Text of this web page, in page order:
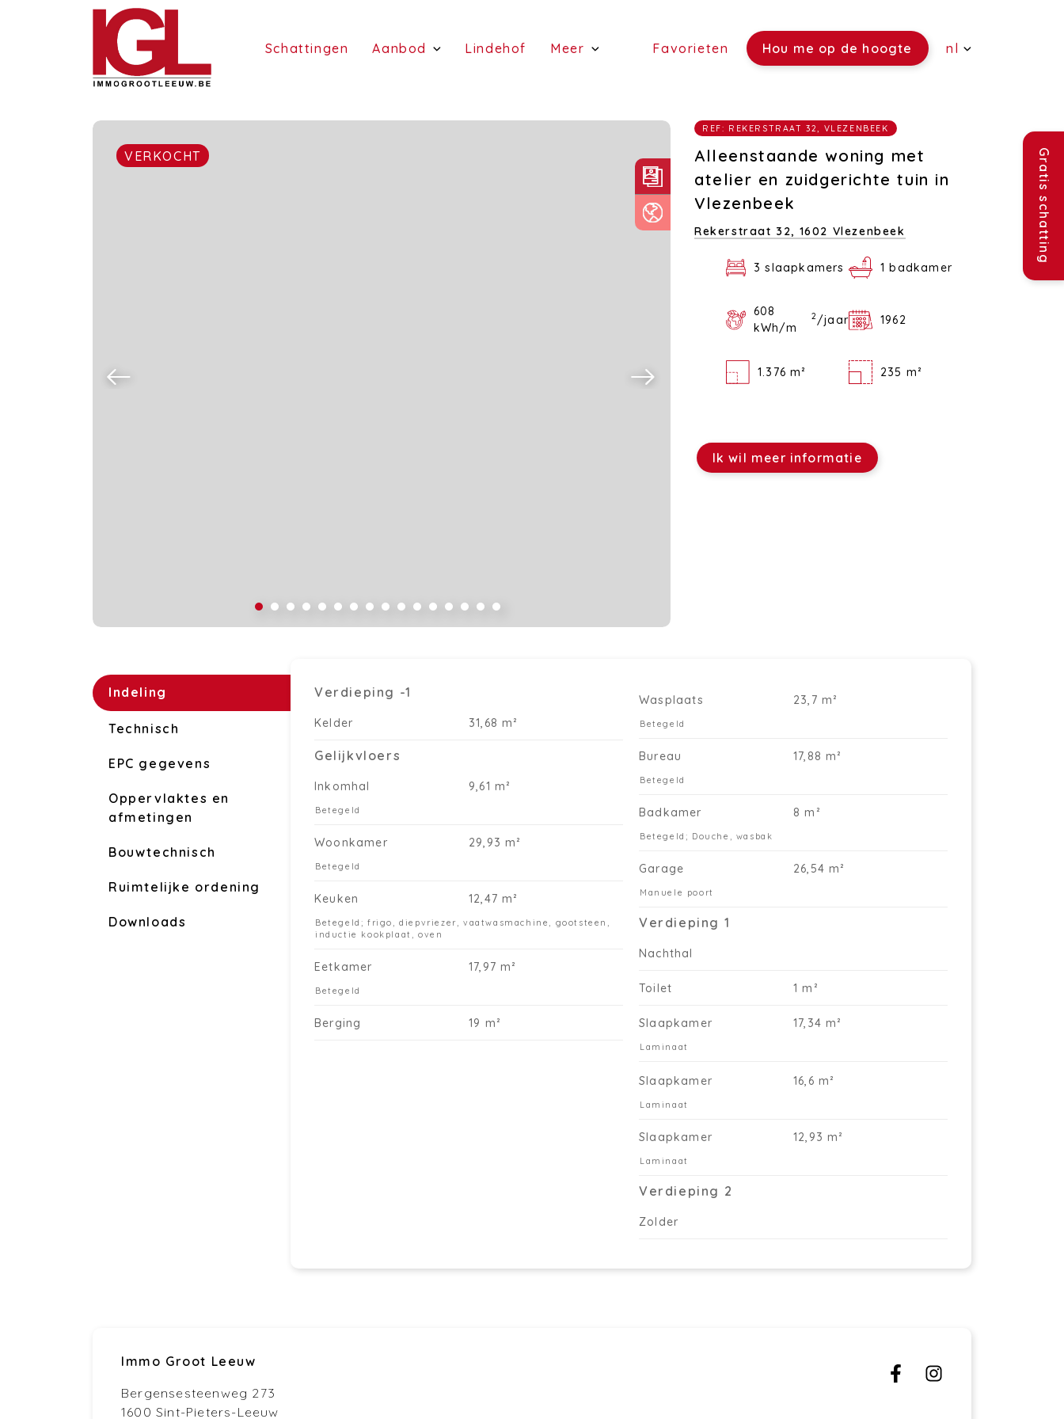
Schattingen (Schattingen)
Aanbod (Aanbod)
(te huur)
Lindehof (Lindehof)
Meer
(Rentmeesterschap)
(Verzekeringen)
Favorieten Hou me op de hoogte nl
VERKOCHT
REF: REKERSTRAAT 32, VLEZENBEEK
Alleenstaande woning met
atelier en zuidgerichte tuin in
Vlezenbeek
Rekerstraat 32, 1602 Vlezenbeek
3 slaapkamers 1 badkamer
608
kWh/m
2 /jaar 1962
1.376 m² 235 m²
Ik wil meer informatie
Indeling
Technisch
EPC gegevens
Oppervlaktes en
afmetingen
Bouwtechnisch
Ruimtelijke ordening
Downloads
Verdieping -1
Kelder 31,68 m²
Gelijkvloers
Inkomhal 9,61 m²
Betegeld
Woonkamer 29,93 m²
Betegeld
Keuken 12,47 m²
Betegeld; frigo, diepvriezer, vaatwasmachine, gootsteen,
inductie kookplaat, oven
Eetkamer 17,97 m²
Betegeld
Berging 19 m²
Wasplaats 23,7 m²
Betegeld
Bureau 17,88 m²
Betegeld
Badkamer 8 m²
Betegeld; Douche, wasbak
Garage 26,54 m²
Manuele poort
Verdieping 1
Nachthal
Toilet 1 m²
Slaapkamer 17,34 m²
Laminaat
Slaapkamer 16,6 m²
Laminaat
Slaapkamer 12,93 m²
Laminaat
Verdieping 2
Zolder
Immo Groot Leeuw
Bergensesteenweg 273
1600 Sint-Pieters-Leeuw
Gratis schatting